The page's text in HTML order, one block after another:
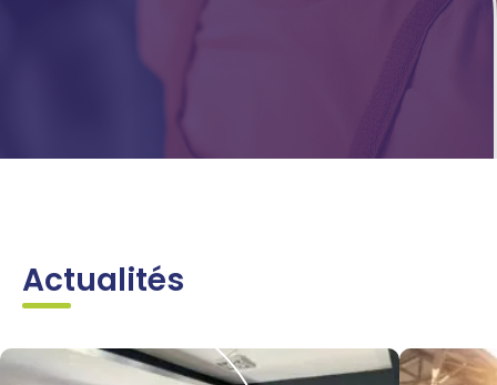
Actualités